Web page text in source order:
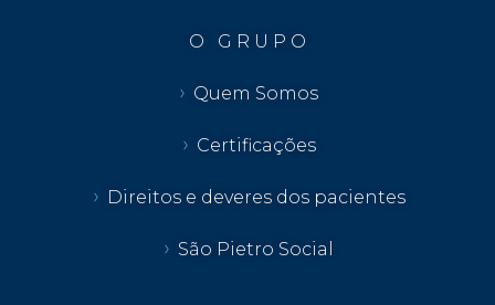
O G R U P O
Quem Somos
Certificações
Direitos e deveres dos pacientes
São Pietro Social